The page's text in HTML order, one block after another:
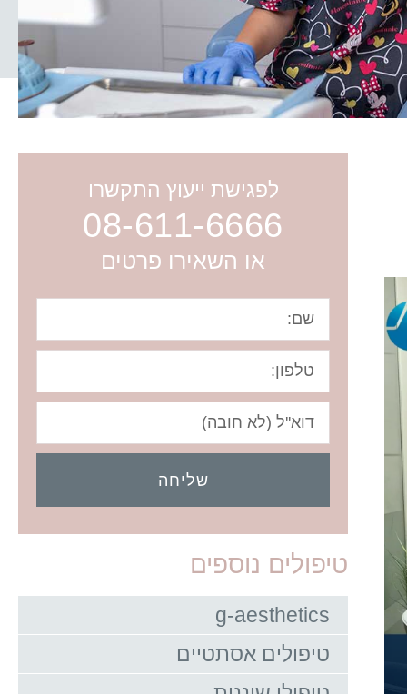
לפגישת ייעוץ התקשרו
08-611-6666
או השאירו פרטים
שליחה
טיפולים נוספים
g-aesthetics
טיפולים אסתטיים